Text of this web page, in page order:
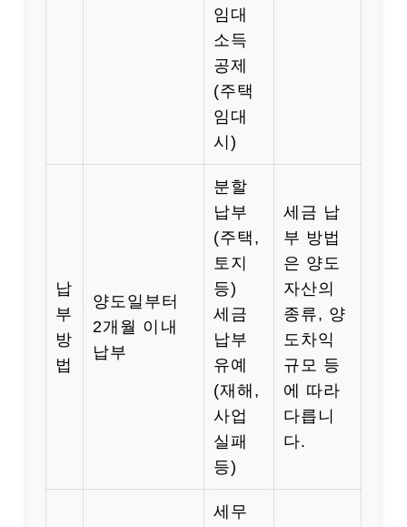
임대
소득
공제
(주택
임대
시)
납
부
방
법
양도일부터
2개월 이내
납부
분할
납부
(주택,
토지
등)
세금
납부
유예
(재해,
사업
실패
등)
세금 납
부 방법
은 양도
자산의
종류, 양
도차익
규모 등
에 따라
다릅니
다.
세무